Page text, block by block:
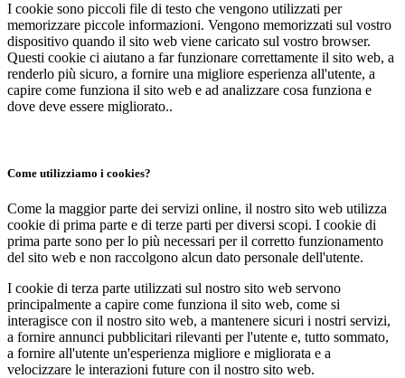
I cookie sono piccoli file di testo che vengono utilizzati per
memorizzare piccole informazioni. Vengono memorizzati sul vostro
dispositivo quando il sito web viene caricato sul vostro browser.
Questi cookie ci aiutano a far funzionare correttamente il sito web, a
renderlo più sicuro, a fornire una migliore esperienza all'utente, a
capire come funziona il sito web e ad analizzare cosa funziona e
dove deve essere migliorato..
Come utilizziamo i cookies?
Come la maggior parte dei servizi online, il nostro sito web utilizza
cookie di prima parte e di terze parti per diversi scopi. I cookie di
prima parte sono per lo più necessari per il corretto funzionamento
del sito web e non raccolgono alcun dato personale dell'utente.
I cookie di terza parte utilizzati sul nostro sito web servono
principalmente a capire come funziona il sito web, come si
interagisce con il nostro sito web, a mantenere sicuri i nostri servizi,
a fornire annunci pubblicitari rilevanti per l'utente e, tutto sommato,
a fornire all'utente un'esperienza migliore e migliorata e a
velocizzare le interazioni future con il nostro sito web.